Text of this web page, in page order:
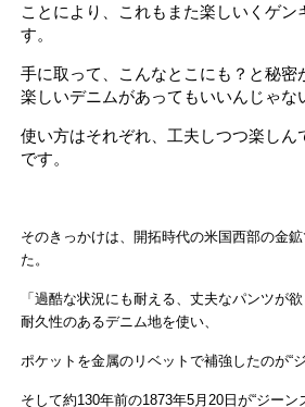
ことにより、これもまた楽しいくゲン
す。
手に取って、こんなとこにも？と秘密
楽しいデニムがあってもいいんじゃな
使い方はそれぞれ、工夫しつつ楽しん
です。
そのきっかけは、開拓時代の米国西部の金
た。
「過酷な状況にも耐える、丈夫なパンツが
耐久性のあるデニム地を使い、
ポケットを金属のリベットで補強したのが“
そして約130年前の1873年5月20日が“ジーン